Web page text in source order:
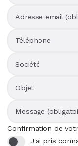
Adresse email
Téléphone
Société
Objet
Message
J'ai pris
Confirmation de